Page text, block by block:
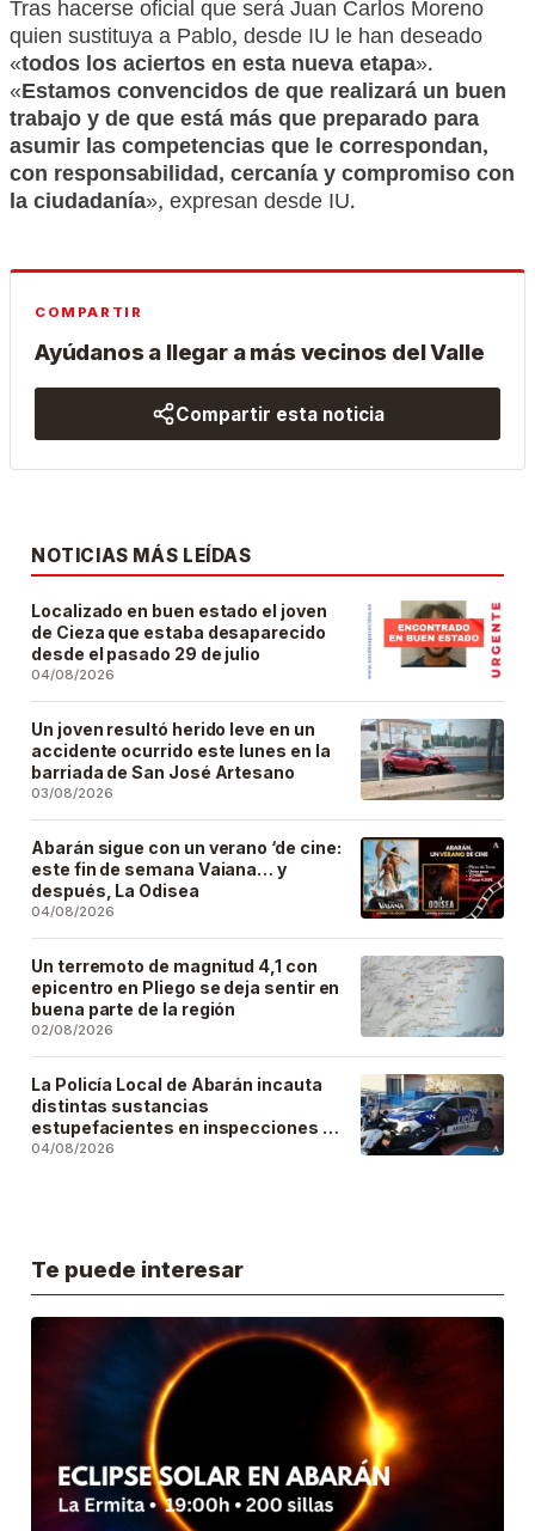
Tras hacerse oficial que será Juan Carlos Moreno
quien sustituya a Pablo, desde IU le han deseado
«todos los aciertos en esta nueva etapa».
«Estamos convencidos de que realizará un buen
trabajo y de que está más que preparado para
asumir las competencias que le correspondan,
con responsabilidad, cercanía y compromiso con
la ciudadanía», expresan desde IU.
COMPARTIR
Ayúdanos a llegar a más vecinos del Valle
Compartir esta noticia
NOTICIAS MÁS LEÍDAS
Localizado en buen estado el joven
de Cieza que estaba desaparecido
desde el pasado 29 de julio
04/08/2026
Un joven resultó herido leve en un
accidente ocurrido este lunes en la
barriada de San José Artesano
03/08/2026
Abarán sigue con un verano ‘de cine:
este fin de semana Vaiana… y
después, La Odisea
04/08/2026
Un terremoto de magnitud 4,1 con
epicentro en Pliego se deja sentir en
buena parte de la región
02/08/2026
La Policía Local de Abarán incauta
distintas sustancias
estupefacientes en inspecciones a
locales públicos del municipio
04/08/2026
Te puede interesar